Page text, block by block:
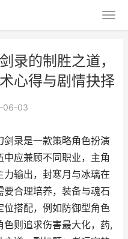
录的制胜之道，
心得与剧情抉择
06-03
录是一款策略角色扮演
应兼顾不同职业，主角
输出，封寒月与冰璃在
合理培养，装备与魂石
位搭配，例如防御型角色
则追求伤害最大化，药,